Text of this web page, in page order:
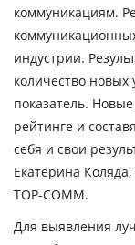
коммуникациям.
индустрии.
количество новых
показатель.
рейтинге и
себя и свои
Екатерина
TOP-COMM.
Для выявления